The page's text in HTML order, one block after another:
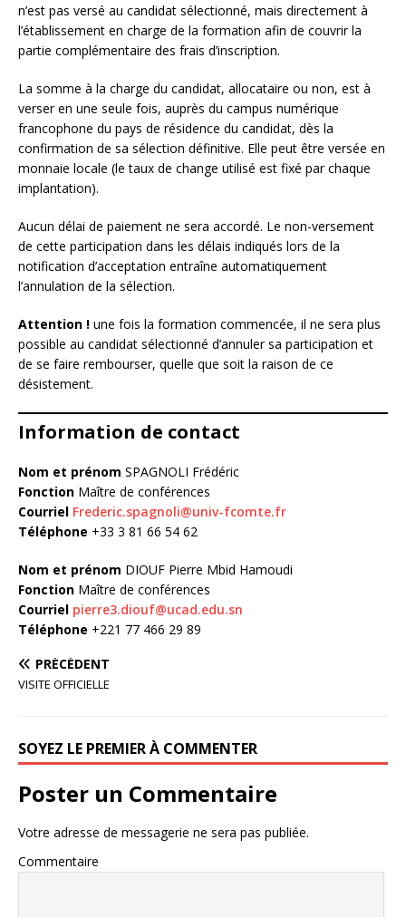
n’est pas versé au candidat sélectionné, mais directement à
l’établissement en charge de la formation afin de couvrir la
partie complémentaire des frais d’inscription.
La somme à la charge du candidat, allocataire ou non, est à
verser en une seule fois, auprès du campus numérique
francophone du pays de résidence du candidat, dès la
confirmation de sa sélection définitive. Elle peut être versée en
monnaie locale (le taux de change utilisé est fixé par chaque
implantation).
Aucun délai de paiement ne sera accordé. Le non-versement
de cette participation dans les délais indiqués lors de la
notification d’acceptation entraîne automatiquement
l’annulation de la sélection.
Attention ! une fois la formation commencée, il ne sera plus
possible au candidat sélectionné d’annuler sa participation et
de se faire rembourser, quelle que soit la raison de ce
désistement.
Information de contact
Nom et prénom SPAGNOLI Frédéric
Fonction Maître de conférences
Courriel Frederic.spagnoli@univ-fcomte.fr
Téléphone +33 3 81 66 54 62
Nom et prénom DIOUF Pierre Mbid Hamoudi
Fonction Maître de conférences
Courriel pierre3.diouf@ucad.edu.sn
Téléphone +221 77 466 29 89
PRÉCÉDENT
VISITE OFFICIELLE
SOYEZ LE PREMIER À COMMENTER
Poster un Commentaire
Votre adresse de messagerie ne sera pas publiée.
Commentaire